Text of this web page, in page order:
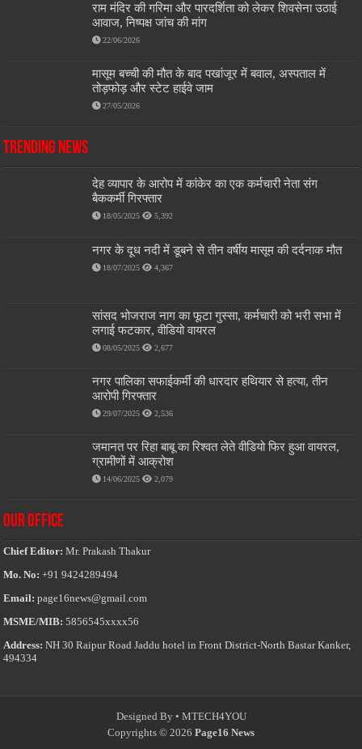
राम मंदिर की गरिमा और पारदर्शिता को लेकर शिवसेना उठाई
आवाज, निष्पक्ष जांच की मांग
22/06/2026
मासूम बच्ची की मौत के बाद पखांजूर में बवाल, अस्पताल में
तोड़फोड़ और स्टेट हाईवे जाम
27/05/2026
Trending News
देह व्यापार के आरोप में कांकेर का एक कर्मचारी नेता संग
बैककर्मी गिरफ्तार
18/05/2025 5,392
नगर के दूध नदी में डूबने से तीन वर्षीय मासूम की दर्दनाक मौत
18/07/2025 4,367
सांसद भोजराज नाग का फूटा गुस्सा, कर्मचारी को भरी सभा में
लगाई फटकार, वीडियो वायरल
08/05/2025 2,677
नगर पालिका सफाईकर्मी की धारदार हथियार से हत्या, तीन
आरोपी गिरफ्तार
29/07/2025 2,536
जमानत पर रिहा बाबू का रिश्वत लेते वीडियो फिर हुआ वायरल,
ग्रामीणों में आक्रोश
14/06/2025 2,079
OUR OFFICE
Chief Editor:Mr. Prakash Thakur
Mo. No: +91 9424289494
Email: page16news@gmail.com
MSME/MIB: 5856545xxxx56
Address: NH 30 Raipur Road Jaddu hotel in Front District-North Bastar Kanker,
494334
Designed By • MTECH4YOU
Copyrights © 2026 Page16 News